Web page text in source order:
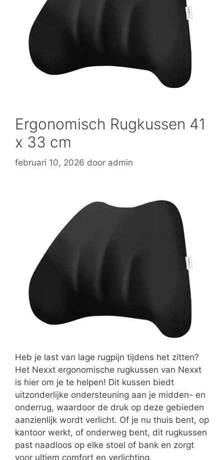
Ergonomisch Rugkussen 41
x 33 cm
februari 10, 2026 door admin
Heb je last van lage rugpijn tijdens het zitten?
Het Nexxt ergonomische rugkussen van Nexxt
is hier om je te helpen! Dit kussen biedt
uitzonderlijke ondersteuning aan je midden- en
onderrug, waardoor de druk op deze gebieden
aanzienlijk wordt verlicht. Of je nu thuis bent, op
kantoor werkt, of onderweg bent, dit rugkussen
past naadloos op elke stoel of bank en zorgt
voor ultiem comfort en verlichting.